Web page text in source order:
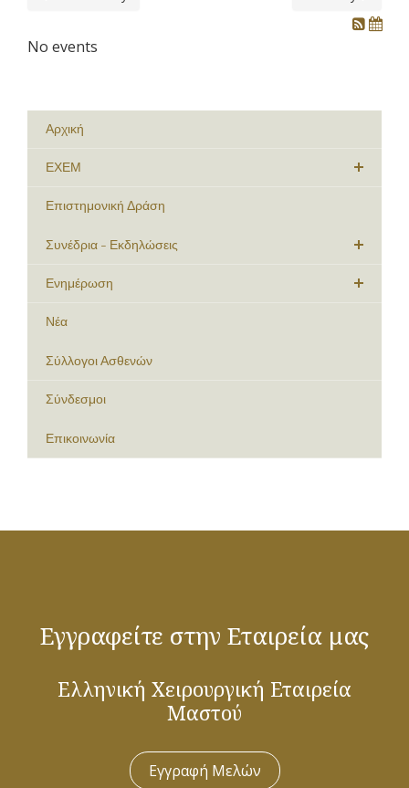
No events
Αρχική
ΕΧΕΜ
Επιστημονική Δράση
Συνέδρια - Εκδηλώσεις
Ενημέρωση
Νέα
Σύλλογοι Ασθενών
Σύνδεσμοι
Επικοινωνία
Εγγραφείτε στην Εταιρεία μας
Ελληνική Χειρουργική Εταιρεία
Μαστού
Εγγραφή Μελών